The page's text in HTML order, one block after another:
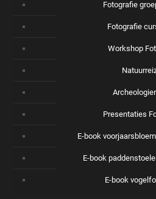
Fotografie
Fotografie
Workshop
Presentaties
E-book
E-book
E-book